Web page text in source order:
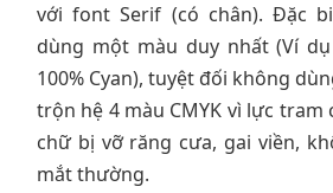
với font Serif (có chân). Đặc
dùng một màu duy nhất (Ví dụ
100% Cyan), tuyệt đối không
trộn hệ 4 màu CMYK vì lực tram
chữ bị vỡ răng cưa, gai viền,
mắt thường.